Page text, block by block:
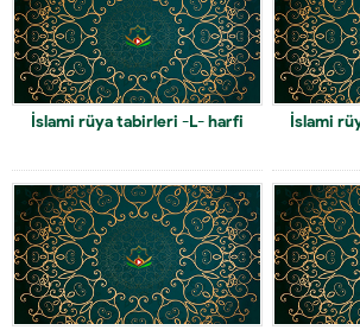
İslami rüya tabirleri -L- harfi İslami